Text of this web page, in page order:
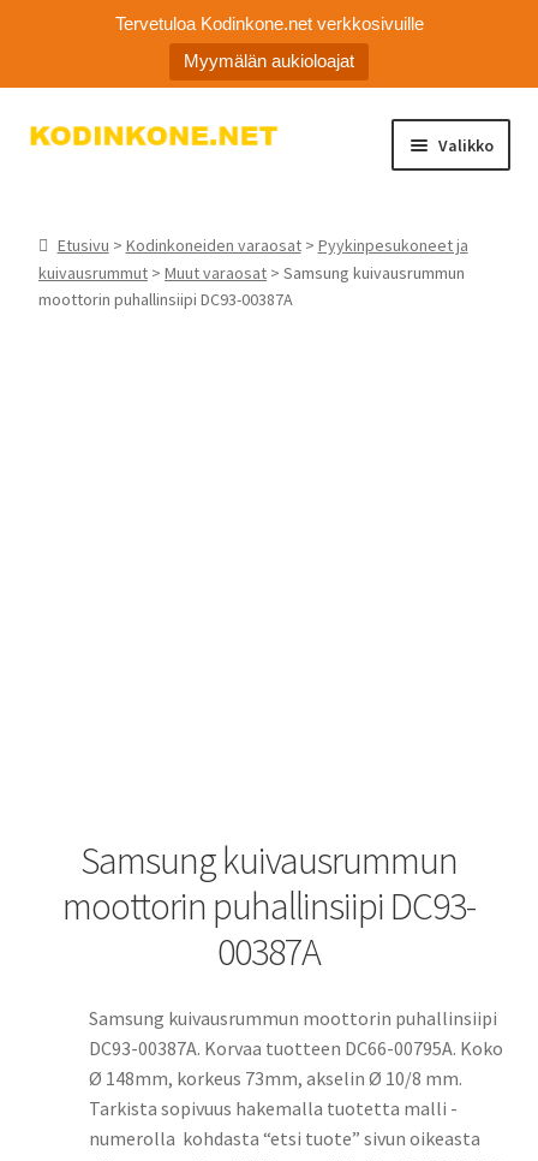
Tervetuloa Kodinkone.net verkkosivuille
Myymälän aukioloajat
Siirry
Siirry
Valikko
Ota yhteyttä
Etusivu > Kodinkoneiden varaosat> Pyykinpesukoneet ja
kuivausrummut > Muut varaosat > Samsung kuivausrummun
moottorin puhallinsiipi DC93-00387A
Samsung kuivausrummun
moottorin puhallinsiipi DC93-
00387A
Samsung kuivausrummun moottorin puhallinsiipi
DC93-00387A. Korvaa tuotteen DC66-00795A. Koko
Ø 148mm, korkeus 73mm, akselin Ø 10/8 mm.
Tarkista sopivuus hakemalla tuotetta malli -
numerolla kohdasta “etsi tuote” sivun oikeasta